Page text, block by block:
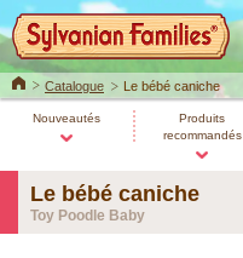
HomeCatalogue Le bébé caniche
Nouveautés
Produits
recommandés
Le bébé caniche
Toy Poodle Baby